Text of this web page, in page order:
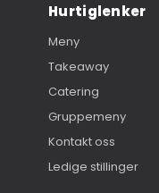
Hurtiglenker
Meny
Takeaway
Catering
Gruppemeny
Kontakt oss
Ledige stillinger